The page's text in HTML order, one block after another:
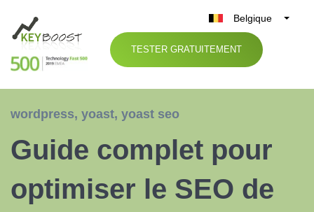
Belgique
België
Nederland
España
TESTER GRATUITEMENT
wordpress, yoast, yoast seo
Guide complet pour
optimiser le SEO de